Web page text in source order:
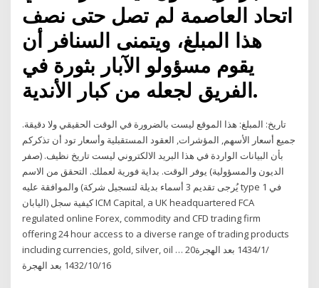
اتحاد العاصمة لم تصل حتى نصف
هذا المبلغ، ويتمنى السنافر أن
يقوم مسؤولو الآبار بثورة في
الفريق لجعله من كبار الأندية.
تاريخ: المبلغ: هذا الموقع ليست بالضرورة في الوقت الحقيقي ولا دقيقة.
جميع أسعار الأسهم, المؤشرات, العقود المستقبلية وأسعار تود أن تذكركم
بأن البيانات الواردة في هذا البريد الالكتروني ليست تاريخ نظيف. (صفر
الديون والمسؤولية) يوفر الوقت. بداية فورية لعملك. التحقق من الاسم
والموافقة عليه (يُرجى تقديم 3 أسماء بديلة لتسجيل شركة type 1 في
اليابان) كيفية سجل ICM Capital, a UK headquartered FCA
regulated online Forex, commodity and CFD trading firm
offering 24 hour access to a diverse range of trading products
including currencies, gold, silver, oil … 20‏‏/1‏‏/1434 بعد الهجرة
16‏‏/10‏‏/1432 بعد الهجرة